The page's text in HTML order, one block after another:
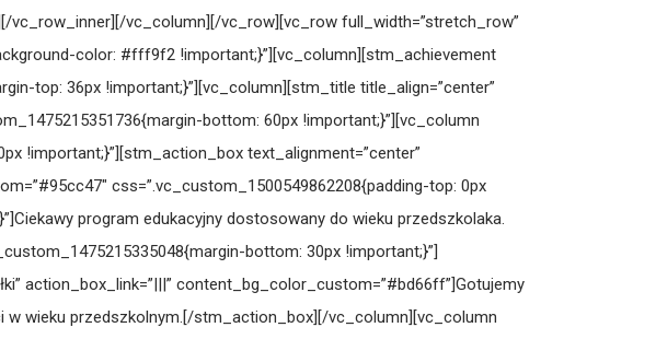
vc_row_inner][/vc_column][/vc_row][vc_row full_width=”stretch_row”
color: #fff9f2 !important;}”][vc_column][stm_achievement
top: 36px !important;}”][vc_column][stm_title title_align=”center”
bottom: 60px !important;}”][vc_column
!important;}”][stm_action_box text_alignment=”center”
css=”.vc_custom_1500549862208{padding-top: 0px
program edukacyjny dostosowany do wieku przedszkolaka.
bottom: 30px !important;}”]
action_box_link=”|||” content_bg_color_custom=”#bd66ff”]Gotujemy
w wieku przedszkolnym.[/stm_action_box][/vc_column][vc_column